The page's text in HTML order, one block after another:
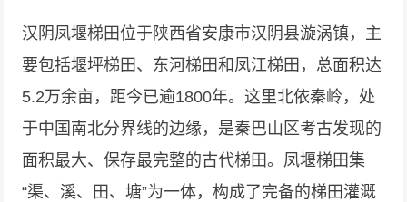
汉阴凤堰梯田位于陕西省安康市汉阴县漩涡镇，主
要包括堰坪梯田、东河梯田和凤江梯田，总面积达
5.2万余亩，距今已逾1800年。这里北依秦岭，处
于中国南北分界线的边缘，是秦巴山区考古发现的
面积最大、保存最完整的古代梯田。凤堰梯田集
“渠、溪、田、塘”为一体，构成了完备的梯田灌溉